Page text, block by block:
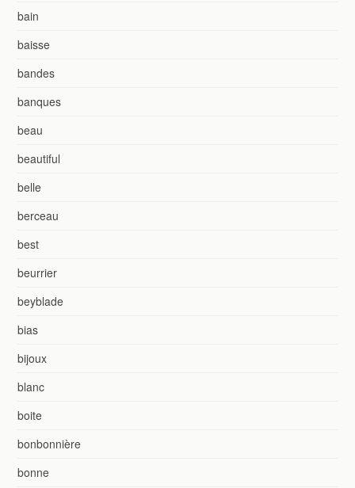
bain
baisse
bandes
banques
beau
beautiful
belle
berceau
best
beurrier
beyblade
bias
bijoux
blanc
boite
bonbonnière
bonne